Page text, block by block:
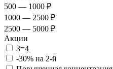
500 — 1000 ₽
1000 — 2500 ₽
2500 — 5000 ₽
Акции
3=4
-30% на 2-й